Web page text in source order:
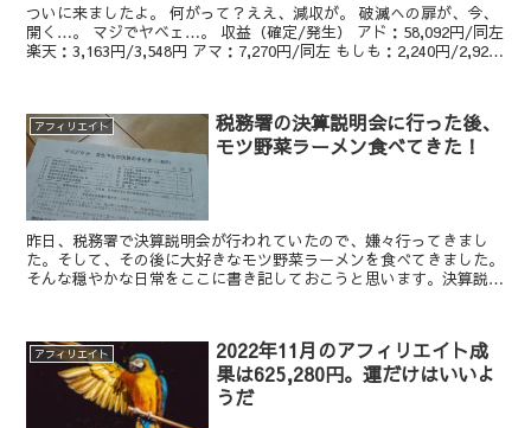
ついに来ましたよ。 何がって？ええ、減収が。 破滅への扉が、今、
開く…。 マジでヤベェ…。 収益（確定/発生） アド：58,092円/同左
楽天：3,163円/3,548円 アマ：7,270円/同左 もしも：2,240円/2,928
アフィリエイト
税務署の決算説明会に行った後、
モツ野菜ラーメン食べてきた！
昨日、税務署で決算説明会が行われていたので、嫌々行ってきまし
た。そして、その後に大好きなモツ野菜ラーメンを食べてきました。
そんな穏やかな日常をここに書き記しておこうと思います。決算説明
アフィリエイト
2022年11月のアフィリエイト成
果は625,280円。運だけはいいよ
うだ